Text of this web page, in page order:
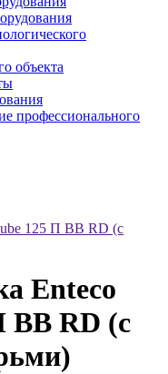
объекта
профессионального
125 П ВВ RD (с
Enteco
ВВ RD (с